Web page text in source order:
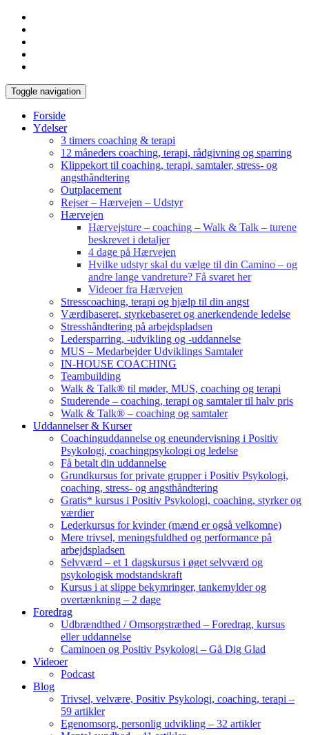
Toggle navigation
Forside
Ydelser
3 timers coaching & terapi
12 måneders coaching, terapi, rådgivning og sparring
Klippekort til coaching, terapi, samtaler, stress- og
angsthåndtering
Outplacement
Rejser – Hærvejen – Udstyr
Hærvejen
Hærvejsture – coaching – Walk & Talk – turene
beskrevet i detaljer
4 dage på Hærvejen
Hvilke udstyr skal du vælge til din Camino – og
andre lange vandreture? Få svaret her
Videoer fra Hærvejen
Stresscoaching, terapi og hjælp til din angst
Værdibaseret, styrkebaseret og anerkendende ledelse
Stresshåndtering på arbejdspladsen
Ledersparring, -udvikling og -uddannelse
MUS – Medarbejder Udviklings Samtaler
IN-HOUSE COACHING
Teambuilding
Walk & Talk® til møder, MUS, coaching og terapi
Studerende – coaching, terapi og samtaler til halv pris
Walk & Talk® – coaching og samtaler
Uddannelser & Kurser
Coachinguddannelse og eneundervisning i Positiv
Psykologi, coachingpsykologi og ledelse
Få betalt din uddannelse
Grundkursus for private grupper i Positiv Psykologi,
coaching, stress- og angsthåndtering
Gratis* kursus i Positiv Psykologi, coaching, styrker og
værdier
Lederkursus for kvinder (mænd er også velkomne)
Mere trivsel, meningsfuldhed og performance på
arbejdspladsen
Selvværd – et 1 dagskursus i øget selvværd og
psykologisk modstandskraft
Kursus i at slippe bekymringer, tankemylder og
overtænkning – 2 dage
Foredrag
Udbrændthed / Omsorgstræthed – Foredrag, kursus
eller uddannelse
Caminoen og Positiv Psykologi – Gå Dig Glad
Videoer
Podcast
Blog
Trivsel, velvære, Positiv Psykologi, coaching, terapi –
59 artikler
Egenomsorg, personlig udvikling – 32 artikler